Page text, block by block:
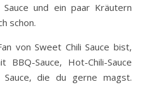
und ein paar Kräutern
schon.
von Sweet Chili Sauce bist,
Sauce, Hot-Chili-Sauce
die du gerne magst.